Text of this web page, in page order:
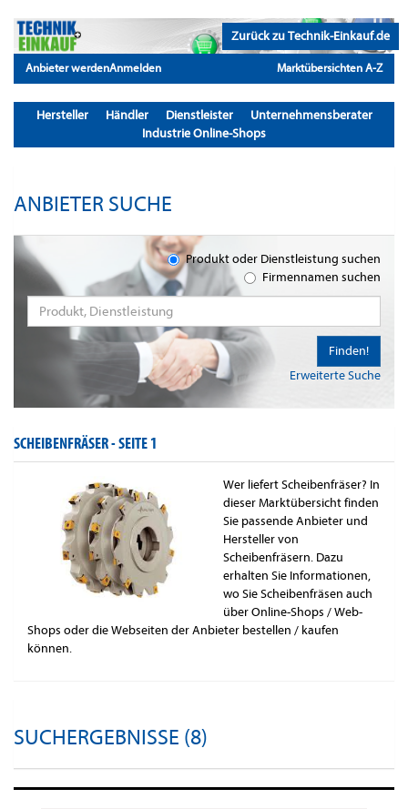
Zurück zu Technik-Einkauf.de
Anbieter werdenAnmelden Marktübersichten A-Z
Hersteller Händler Dienstleister
Unternehmensberater
Industrie Online-Shops
ANBIETER SUCHE
Produkt oder Dienstleistung suchen
Firmennamen suchen
Erweiterte Suche
Finden!
SCHEIBENFRÄSER -SEITE 1
Wer liefert Scheibenfräser? In
dieser Marktübersicht finden
Sie passende Anbieter und
Hersteller von
Scheibenfräsern. Dazu
erhalten Sie Informationen,
wo Sie Scheibenfräsen auch
über Online-Shops / Web-
Shops oder die Webseiten der Anbieter bestellen / kaufen
können.
SUCHERGEBNISSE (8)